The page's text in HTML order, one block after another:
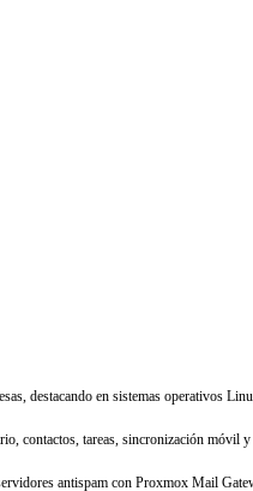
destacando en sistemas operativos
contactos, tareas, sincronización móvil
antispam con Proxmox Mail